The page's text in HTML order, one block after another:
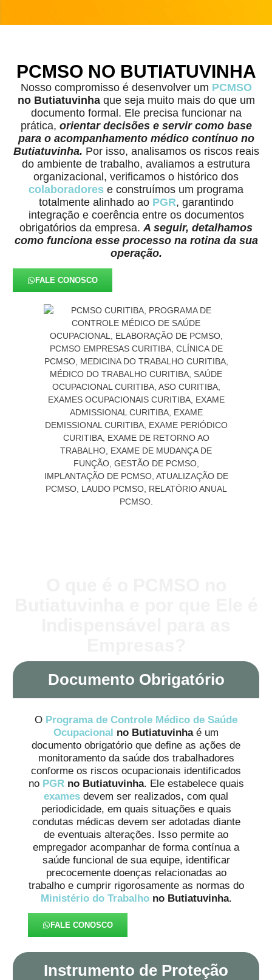
PCMSO NO BUTIATUVINHA
Nosso compromisso é desenvolver um PCMSO
no Butiatuvinhaque seja muito mais do que um
documento formal. Ele precisa funcionar na
prática, orientar decisões e servir como base
para o acompanhamento médico contínuo no
Butiatuvinha. Por isso, analisamos os riscos reais
do ambiente de trabalho, avaliamos a estrutura
organizacional, verificamos o histórico dos
colaboradores e construímos um programa
totalmente alinhado ao PGR, garantindo
integração e coerência entre os documentos
obrigatórios da empresa. A seguir, detalhamos
como funciona esse processo na rotina da sua
operação.
FALE CONOSCO
Documento Obrigatório
O Programa de Controle Médico de Saúde
Ocupacional no Butiatuvinhaé um
documento obrigatório que define as ações de
monitoramento da saúde dos trabalhadores
conforme os riscos ocupacionais identificados
no PGR no Butiatuvinha. Ele estabelece quais
exames devem ser realizados, com qual
periodicidade, em quais situações e quais
condutas médicas devem ser adotadas diante
de eventuais alterações. Isso permite ao
empregador acompanhar de forma contínua a
saúde funcional de sua equipe, identificar
precocemente doenças relacionadas ao
trabalho e cumprir rigorosamente as normas do
Ministério do Trabalho no Butiatuvinha.
FALE CONOSCO
Instrumento de Proteção